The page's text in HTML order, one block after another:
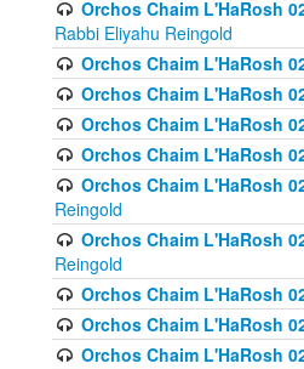
Orchos Chaim L'HaRosh
Rabbi Eliyahu Reingold
Orchos Chaim L'HaRosh
Orchos Chaim L'HaRosh
Orchos Chaim L'HaRosh
Orchos Chaim L'HaRosh
Orchos Chaim L'HaRosh
Reingold
Orchos Chaim L'HaRosh
Reingold
Orchos Chaim L'HaRosh
Orchos Chaim L'HaRosh
Orchos Chaim L'HaRosh